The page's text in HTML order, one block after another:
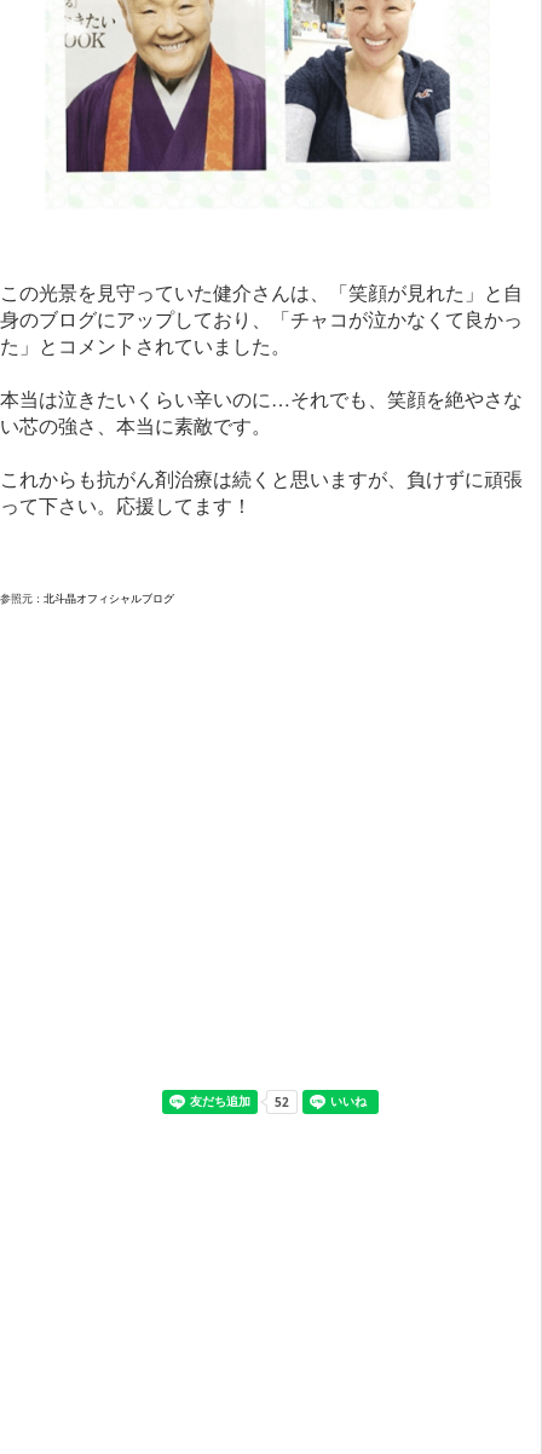
この光景を見守っていた健介さんは、「笑顔が見れた」と自
身のブログにアップしており、「チャコが泣かなくて良かっ
た」とコメントされていました。
本当は泣きたいくらい辛いのに…それでも、笑顔を絶やさな
い芯の強さ、本当に素敵です。
これからも抗がん剤治療は続くと思いますが、負けずに頑張
って下さい。応援してます！
参照元： 北斗晶オフィシャルブログ